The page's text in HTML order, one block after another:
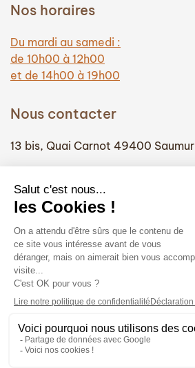
Nos horaires
Du mardi au samedi :
de 10h00 à 12h00
et de 14h00 à 19h00
Nous contacter
13 bis, Quai Carnot 49400 Saumur
info@hautefidelite-saumur.com
Liens
Contact
Mentions légales
Politique de confidentialité
Politique des cookies